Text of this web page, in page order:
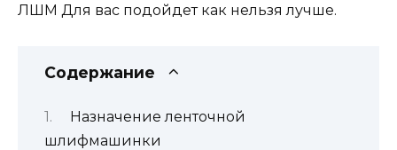
ЛШМ Для вас подойдет как нельзя лучше.
Содержание
Назначение ленточной
шлифмашинки